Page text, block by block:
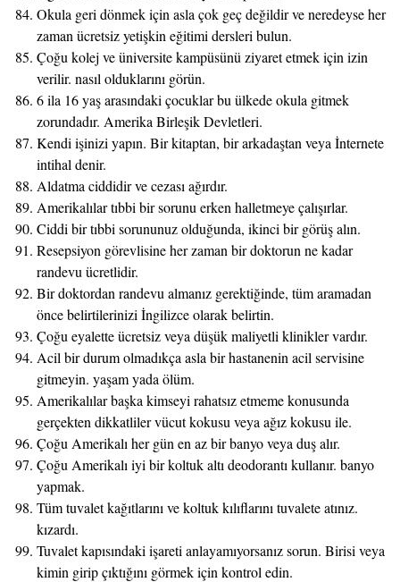
Okula geri dönmek için asla çok geç değildir ve neredeyse her
zaman ücretsiz yetişkin eğitimi dersleri bulun.
Çoğu kolej ve üniversite kampüsünü ziyaret etmek için izin
verilir. nasıl olduklarını görün.
6 ila 16 yaş arasındaki çocuklar bu ülkede okula gitmek
zorundadır. Amerika Birleşik Devletleri.
Kendi işinizi yapın. Bir kitaptan, bir arkadaştan veya İnternete
intihal denir.
Aldatma ciddidir ve cezası ağırdır.
Amerikalılar tıbbi bir sorunu erken halletmeye çalışırlar.
Ciddi bir tıbbi sorununuz olduğunda, ikinci bir görüş alın.
Resepsiyon görevlisine her zaman bir doktorun ne kadar
randevu ücretlidir.
Bir doktordan randevu almanız gerektiğinde, tüm aramadan
önce belirtilerinizi İngilizce olarak belirtin.
Çoğu eyalette ücretsiz veya düşük maliyetli klinikler vardır.
Acil bir durum olmadıkça asla bir hastanenin acil servisine
gitmeyin. yaşam yada ölüm.
Amerikalılar başka kimseyi rahatsız etmeme konusunda
gerçekten dikkatliler vücut kokusu veya ağız kokusu ile.
Çoğu Amerikalı her gün en az bir banyo veya duş alır.
Çoğu Amerikalı iyi bir koltuk altı deodorantı kullanır. banyo
yapmak.
Tüm tuvalet kağıtlarını ve koltuk kılıflarını tuvalete atınız.
kızardı.
Tuvalet kapısındaki işareti anlayamıyorsanız sorun. Birisi veya
kimin girip çıktığını görmek için kontrol edin.